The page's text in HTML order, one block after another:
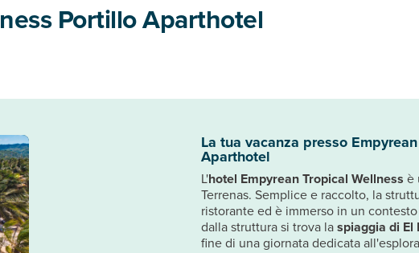
Portillo Aparthotel
La tua vacanza presso
Aparthotel
L'hotel Empyrean Tropical Wellness è
Terrenas. Semplice e raccolto, la
ristorante ed è immerso in un
dalla struttura si trova laspiaggia di El
fine di una giornata dedicata